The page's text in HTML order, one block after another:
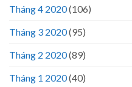
Tháng 4 2020(106)
Tháng 3 2020(95)
Tháng 2 2020(89)
Tháng 1 2020(40)